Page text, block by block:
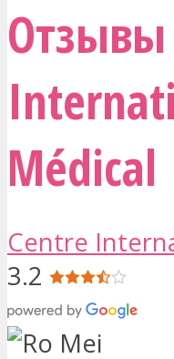
Отзывы
Médical
Centre
3.2